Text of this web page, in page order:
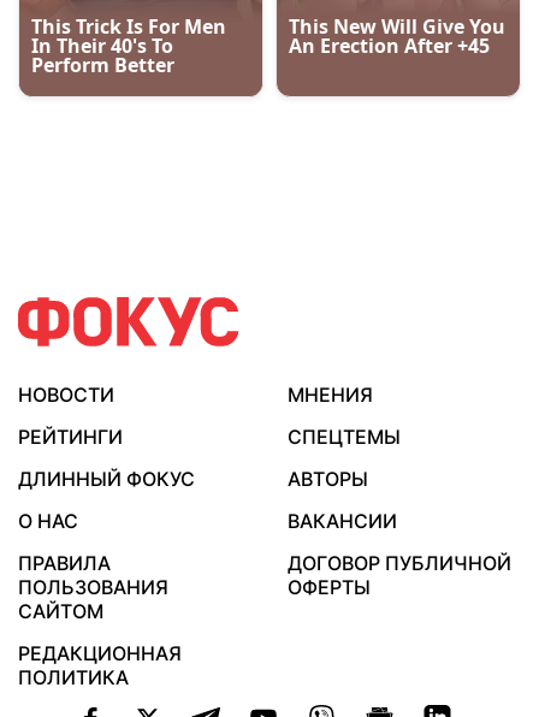
НОВОСТИ
МНЕНИЯ
РЕЙТИНГИ
СПЕЦТЕМЫ
ДЛИННЫЙ ФОКУС
АВТОРЫ
О НАС
ВАКАНСИИ
ПРАВИЛА
ПОЛЬЗОВАНИЯ
САЙТОМ
ДОГОВОР ПУБЛИЧНОЙ
ОФЕРТЫ
РЕДАКЦИОННАЯ
ПОЛИТИКА